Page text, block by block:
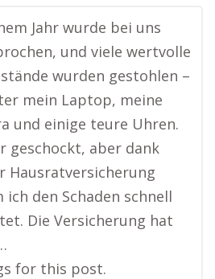
Jahr wurde bei uns
und viele wertvolle
wurden gestohlen –
mein Laptop, meine
und einige teure Uhren.
geschockt, aber dank
Hausratversicherung
ich den Schaden schnell
Die Versicherung hat
for this post.